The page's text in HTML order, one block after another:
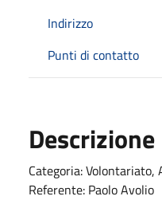
Indirizzo
Punti di contatto
Descrizione
Categoria: Volontariato,
Referente: Paolo Avolio